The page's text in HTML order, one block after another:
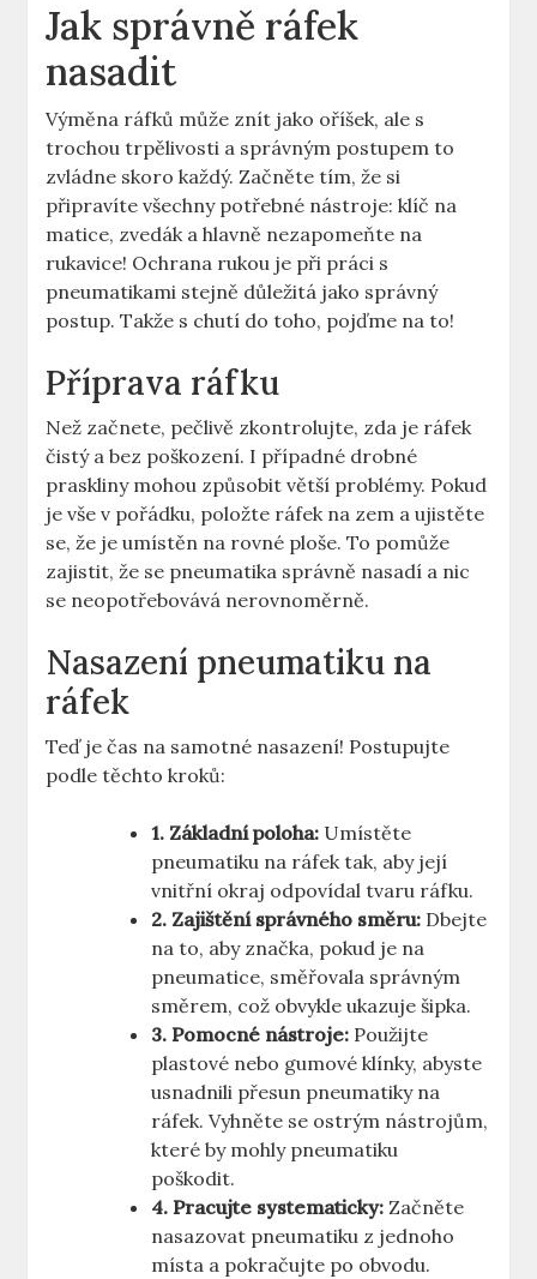
Jak správně​ ráfek
⁤nasadit
Výměna ráfků může znít jako‍ oříšek, ale s
⁤trochou trpělivosti a správným‍ postupem to
zvládne ‍skoro každý. ‌Začněte ‌tím, že si‌
připravíte všechny potřebné‌ nástroje: klíč na
matice,‍ zvedák ⁤a hlavně‌ nezapomeňte na
rukavice! Ochrana rukou je při práci s
pneumatikami stejně důležitá jako správný
postup. Takže⁤ s chutí do toho, ⁣pojďme‍ na ⁤to!
Příprava ráfku
Než začnete, pečlivě zkontrolujte, ‍zda je ráfek
čistý a bez poškození.⁣ I případné drobné⁢
praskliny mohou ⁤způsobit větší problémy. Pokud
je⁤ vše v‌ pořádku, položte ráfek na ⁢zem a⁣ ujistěte
‌se, že je umístěn na rovné ploše. ‌To pomůže
zajistit, že‍ se pneumatika‍ správně ⁤nasadí a ‌nic
se neopotřebovává nerovnoměrně.
Nasazení pneumatiku na
ráfek
Teď je čas na samotné nasazení! Postupujte
podle těchto ⁢kroků:
1. Základní ‍poloha: ‍Umístěte
pneumatiku na ráfek‍ tak, aby‌ její
⁣vnitřní okraj ⁤odpovídal tvaru ráfku.
2. ​Zajištění správného směru: Dbejte
na to, aby ⁣značka, pokud ⁢je na
pneumatice, ‌směřovala ⁤správným
směrem, což obvykle ukazuje šipka.
3. Pomocné nástroje: Použijte
plastové nebo gumové klínky, abyste
usnadnili přesun ‍pneumatiky‍ na‍
ráfek. Vyhněte ‍se‌ ostrým ⁣nástrojům,
‍které by mohly pneumatiku
poškodit.
4. Pracujte systematicky: Začněte‌
nasazovat pneumatiku z jednoho
místa a pokračujte po obvodu.